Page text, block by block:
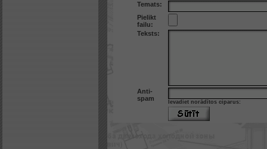
Temats:
Pielikt
failu:
Teksts:
Anti-
spam
Ievadiet norādītos ciparus: